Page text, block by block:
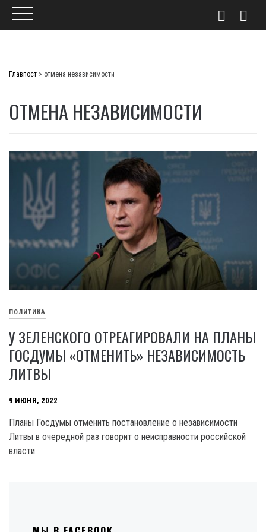
Главпост > отмена независимости
ОТМЕНА НЕЗАВИСИМОСТИ
ПОЛИТИКА
У ЗЕЛЕНСКОГО ОТРЕАГИРОВАЛИ НА ПЛАНЫ
ГОСДУМЫ «ОТМЕНИТЬ» НЕЗАВИСИМОСТЬ
ЛИТВЫ
9 ИЮНЯ, 2022
Планы Госдумы отменить постановление о независимости
Литвы в очередной раз говорит о неисправности российской
власти.